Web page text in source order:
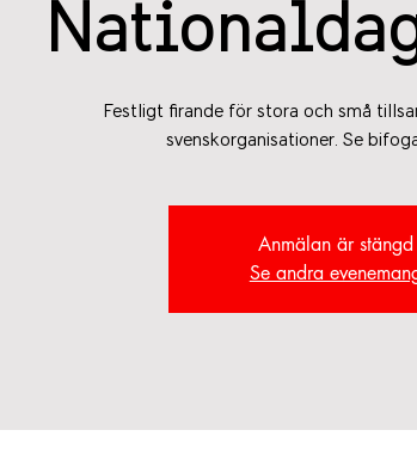
Festligt firande för stora och små
svenskorganisationer. Se
Anmälan är stängd
Se andra